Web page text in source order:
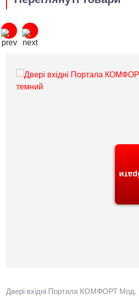
Двері вхідні Портала КОМФОРТ Мод.